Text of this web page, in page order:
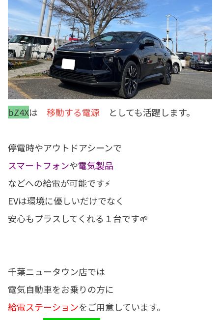
bZ4Xは 移動する電源 としても活躍します。
停電時やアウトドアシーンで
スマートフォンや電気製品
などへの給電が可能です⚡
EVは環境に優しいだけでなく
安心もプラスしてくれる１台です🌱
千葉ニュータウン店では
電気自動車をお乗りの方に
給電ステーションをご用意しています。